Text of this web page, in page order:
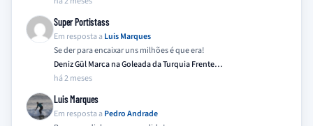
Super Portistass
Em resposta a Luis Marques
Se der para encaixar uns milhões é que era!
Deniz Gül Marca na Goleada da Turquia Frente…
há 2 meses
Luis Marques
Em resposta a Pedro Andrade